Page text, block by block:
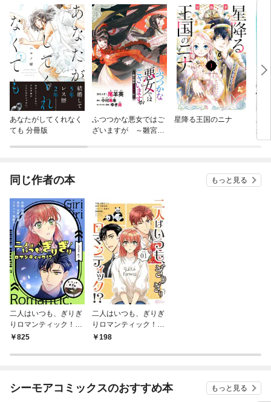
あなたがしてくれなく
ても 分冊版
ふつつかな悪女ではご
ざいますが ～雛宮蝶
星降る王国のニナ
か
同じ作者の本 もっと見る
二人はいつも、ぎりぎ
りロマンティック！？
（フルカラー）【特装
825
二人はいつも、ぎりぎ
りロマンティック！？
（フルカラー） 1
198
シーモアコミックスのおすすめ本 もっと見る